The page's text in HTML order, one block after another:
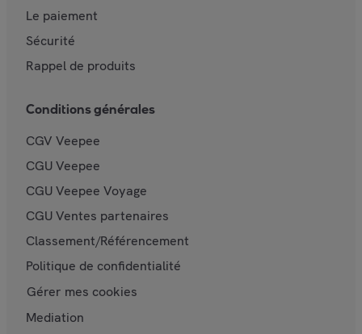
Le paiement
Sécurité
Rappel de produits
Conditions générales
CGV Veepee
CGU Veepee
CGU Veepee Voyage
CGU Ventes partenaires
Classement/Référencement
Politique de confidentialité
Gérer mes cookies
Mediation